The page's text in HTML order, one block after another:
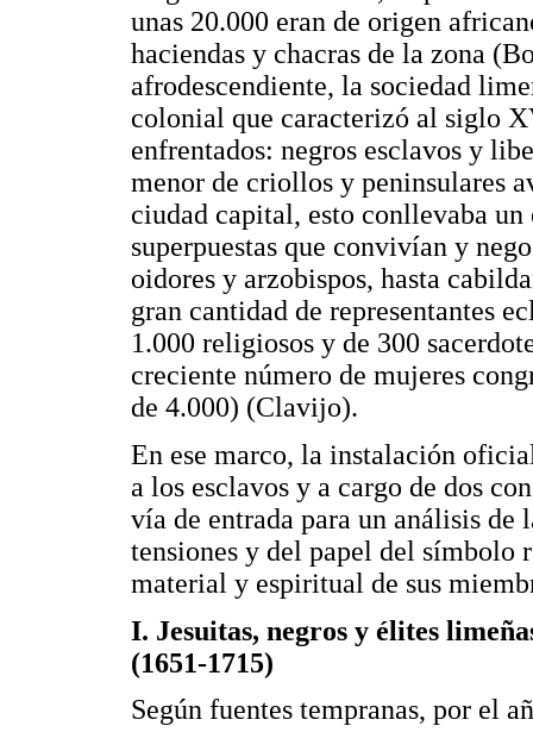
unas 20.000 eran de origen
haciendas y chacras de la zona
afrodescendiente, la sociedad
colonial que caracterizó al siglo
enfrentados: negros esclavos y
menor de criollos y peninsulares
ciudad capital, esto conllevaba
superpuestas que convivían y
oidores y arzobispos, hasta
gran cantidad de representantes
1.000 religiosos y de 300
creciente número de mujeres
de 4.000) (Clavijo).
En ese marco, la instalación
a los esclavos y a cargo de dos
vía de entrada para un análisis
tensiones y del papel del símbolo
material y espiritual de sus
I. Jesuitas, negros y élites
(1651-1715)
Según fuentes tempranas, por el